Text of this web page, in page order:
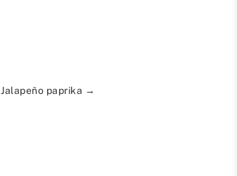
Jalapeño paprika →